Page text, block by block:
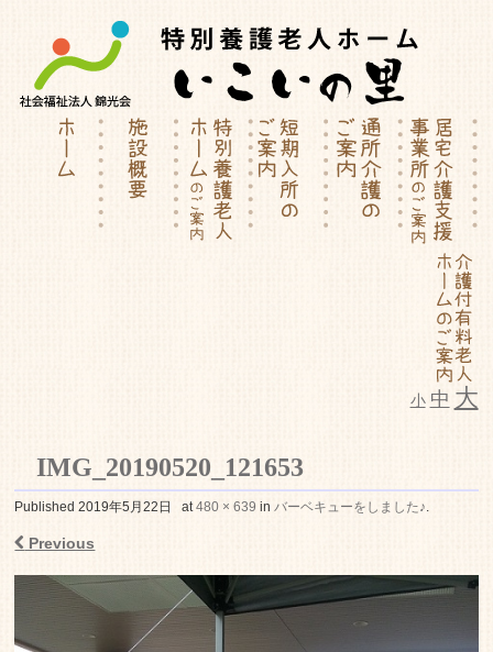
小 中 大
特別養護老人ホーム | 介護付有料
老人ホーム いこいの里
IMG_20190520_121653
Published2019年5月22日 at480 × 639 inバーベキューをしました♪.
Previous